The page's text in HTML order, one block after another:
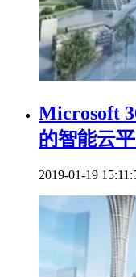
Microsoft
的智能云
2019-01-19